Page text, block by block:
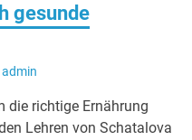
gesunde
admin
die richtige Ernährung
Lehren von Schatalova